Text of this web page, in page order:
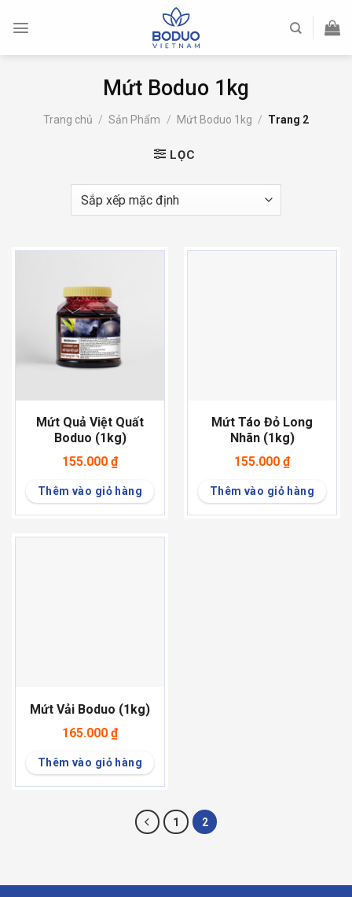
Mứt Boduo 1kg
Trang chủ / Sản Phẩm / Mứt Boduo 1kg / Trang 2
LỌC
Mứt Quả Việt Quất
Boduo (1kg)
155.000 ₫
Thêm vào giỏ hàng
Mứt Táo Đỏ Long
Nhãn (1kg)
155.000 ₫
Thêm vào giỏ hàng
Mứt Vải Boduo (1kg)
165.000 ₫
Thêm vào giỏ hàng
1 2